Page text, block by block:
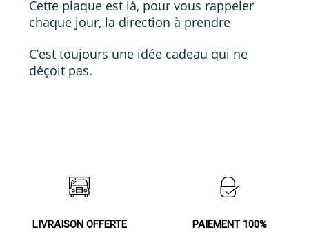
Cette plaque est là, pour vous rappeler
chaque jour, la direction à prendre
C’est toujours une idée cadeau qui ne
déçoit pas.
LIVRAISON OFFERTE
PAIEMENT 100%